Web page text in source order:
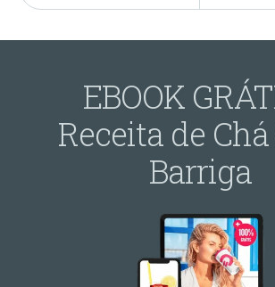
EBOOK
Receita de
Barriga